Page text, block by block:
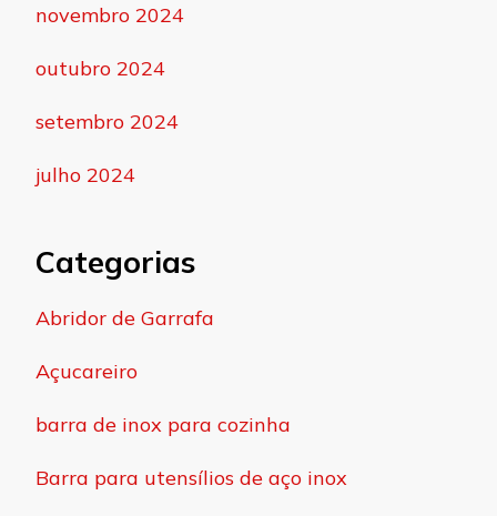
novembro 2024
outubro 2024
setembro 2024
julho 2024
Categorias
Abridor de Garrafa
Açucareiro
barra de inox para cozinha
Barra para utensílios de aço inox